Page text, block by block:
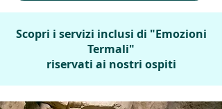
Scopri i servizi inclusi di "Emozioni
Termali"
riservati ai nostri ospiti